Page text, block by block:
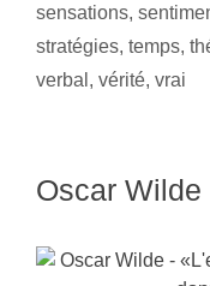
sensations,
stratégies, temps,
verbal , vérité, vrai
Oscar Wilde